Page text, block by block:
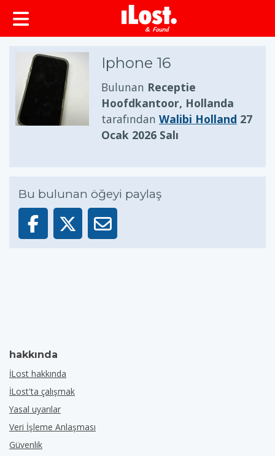
Iphone 16
Bulunan Receptie
Hoofdkantoor, Hollanda
tarafından Walibi Holland 27
Ocak 2026 Salı
Bu bulunan öğeyi paylaş
hakkında
İLost hakkında
İLost'ta çalışmak
Yasal uyarılar
Veri İşleme Anlaşması
Güvenlik